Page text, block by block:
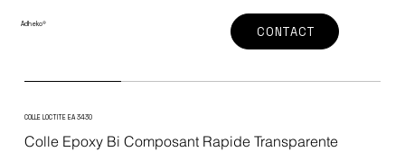
Adheko® CONTACT
COLLE LOCTITE EA 3430
Colle Epoxy Bi Composant Rapide Transparente